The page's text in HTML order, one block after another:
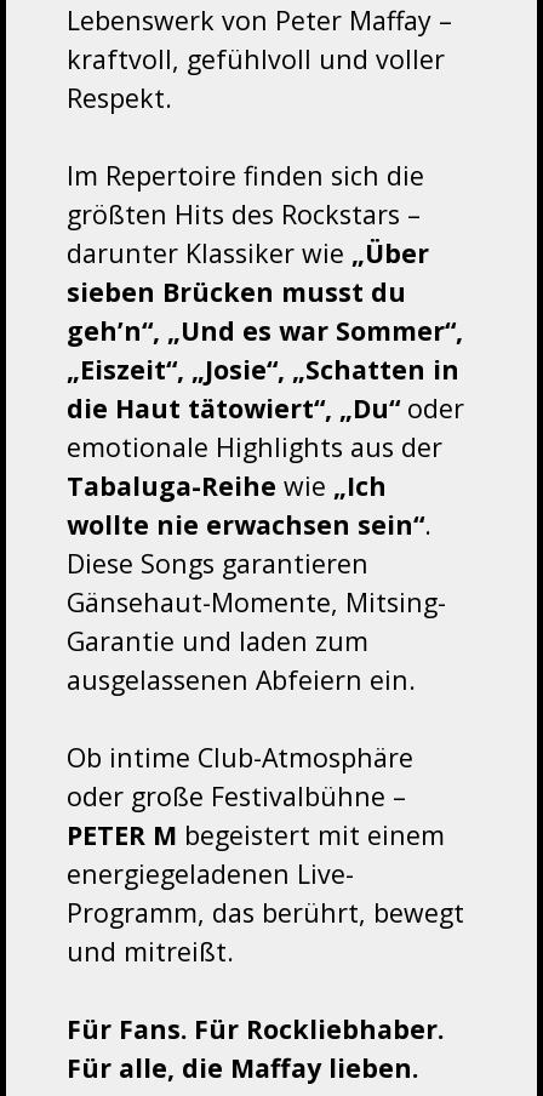
Lebenswerk von Peter Maffay –
kraftvoll, gefühlvoll und voller
Respekt.
Im Repertoire finden sich die
größten Hits des Rockstars –
darunter Klassiker wie „Über
sieben Brücken musst du
geh’n“, „Und es war Sommer“,
„Eiszeit“, „Josie“, „Schatten in
die Haut tätowiert“, „Du“oder
emotionale Highlights aus der
Tabaluga-Reihe wie „Ich
wollte nie erwachsen sein“.
Diese Songs garantieren
Gänsehaut-Momente, Mitsing-
Garantie und laden zum
ausgelassenen Abfeiern ein.
Ob intime Club-Atmosphäre
oder große Festivalbühne –
PETER M begeistert mit einem
energiegeladenen Live-
Programm, das berührt, bewegt
und mitreißt.
Für Fans. Für Rockliebhaber.
Für alle, die Maffay lieben.